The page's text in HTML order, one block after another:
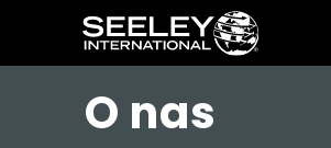
O nas